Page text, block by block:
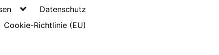
Datenschutz
Cookie-Richtlinie (EU)